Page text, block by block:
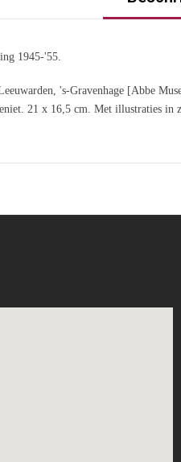
1945-'55.
's-Gravenhage [Abbe
21 x 16,5 cm. Met illustraties in